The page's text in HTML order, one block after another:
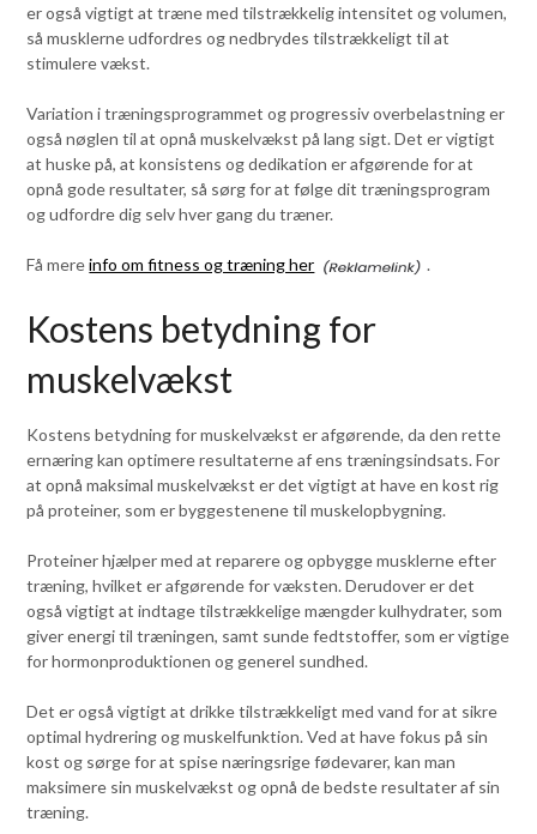
er også vigtigt at træne med tilstrækkelig intensitet og volumen,
så musklerne udfordres og nedbrydes tilstrækkeligt til at
stimulere vækst.
Variation i træningsprogrammet og progressiv overbelastning er
også nøglen til at opnå muskelvækst på lang sigt. Det er vigtigt
at huske på, at konsistens og dedikation er afgørende for at
opnå gode resultater, så sørg for at følge dit træningsprogram
og udfordre dig selv hver gang du træner.
Få mereinfo om fitness og træning her .
Kostens betydning for
muskelvækst
Kostens betydning for muskelvækst er afgørende, da den rette
ernæring kan optimere resultaterne af ens træningsindsats. For
at opnå maksimal muskelvækst er det vigtigt at have en kost rig
på proteiner, som er byggestenene til muskelopbygning.
Proteiner hjælper med at reparere og opbygge musklerne efter
træning, hvilket er afgørende for væksten. Derudover er det
også vigtigt at indtage tilstrækkelige mængder kulhydrater, som
giver energi til træningen, samt sunde fedtstoffer, som er vigtige
for hormonproduktionen og generel sundhed.
Det er også vigtigt at drikke tilstrækkeligt med vand for at sikre
optimal hydrering og muskelfunktion. Ved at have fokus på sin
kost og sørge for at spise næringsrige fødevarer, kan man
maksimere sin muskelvækst og opnå de bedste resultater af sin
træning.